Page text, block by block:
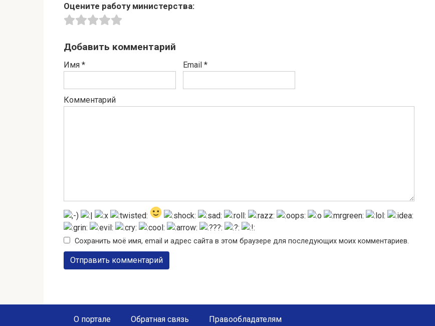
Оцените работу министерства:
Добавить комментарий
Имя * Email *
Комментарий
Сохранить моё имя, email и адрес сайта в этом браузере для последующих моих комментариев.
О портале Обратная связь Правообладателям